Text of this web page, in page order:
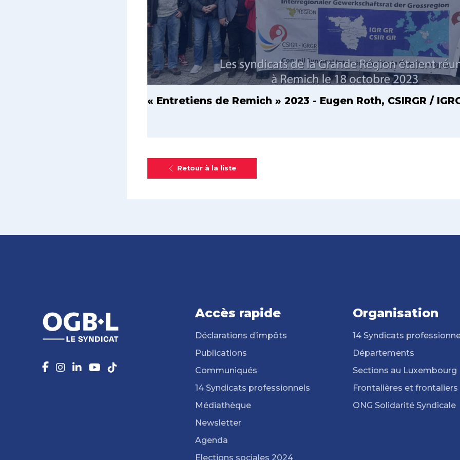
« Entretiens de Remich » 2023 - Eugen Roth, CSIRGR /
Retour à la liste
Accès rapide
Déclarations d’impôts
Publications
Communiqués
14 Syndicats professionnels
Médiathèque
Newsletter
Agenda
Elections sociales 2024
Organisation
14 Syndicats
Départements
Sections au Luxembourg
Frontalières et frontaliers
ONG Solidarité Syndicale